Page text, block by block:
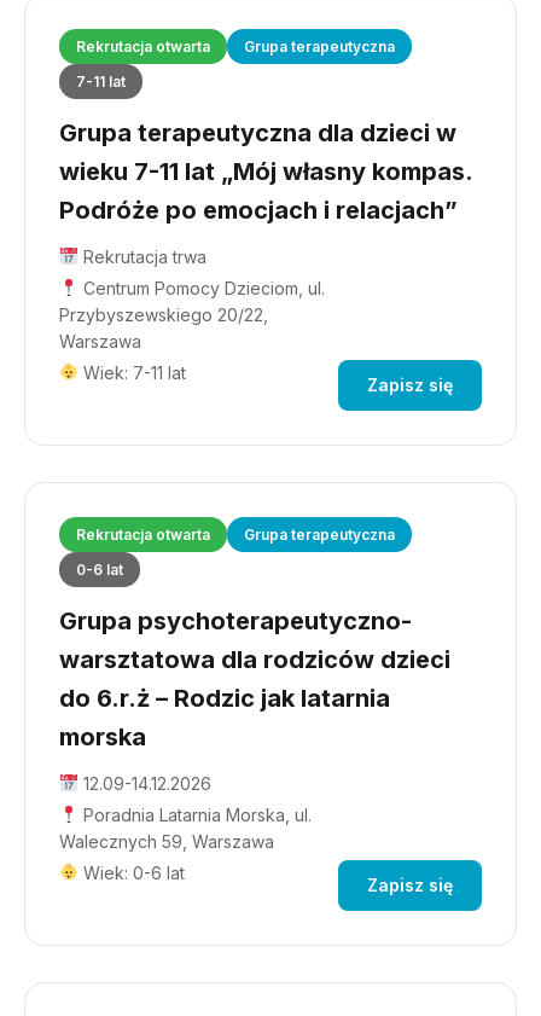
Rekrutacja otwarta
Grupa terapeutyczna
7-11 lat
Grupa terapeutyczna dla dzieci w
wieku 7-11 lat „Mój własny kompas.
Podróże po emocjach i relacjach”
Rekrutacja trwa
Centrum Pomocy Dzieciom, ul.
Przybyszewskiego 20/22,
Warszawa
Wiek: 7-11 lat
Zapisz się
Rekrutacja otwarta
Grupa terapeutyczna
0-6 lat
Grupa psychoterapeutyczno-
warsztatowa dla rodziców dzieci
do 6.r.ż – Rodzic jak latarnia
morska
12.09-14.12.2026
Poradnia Latarnia Morska, ul.
Walecznych 59, Warszawa
Wiek: 0-6 lat
Zapisz się